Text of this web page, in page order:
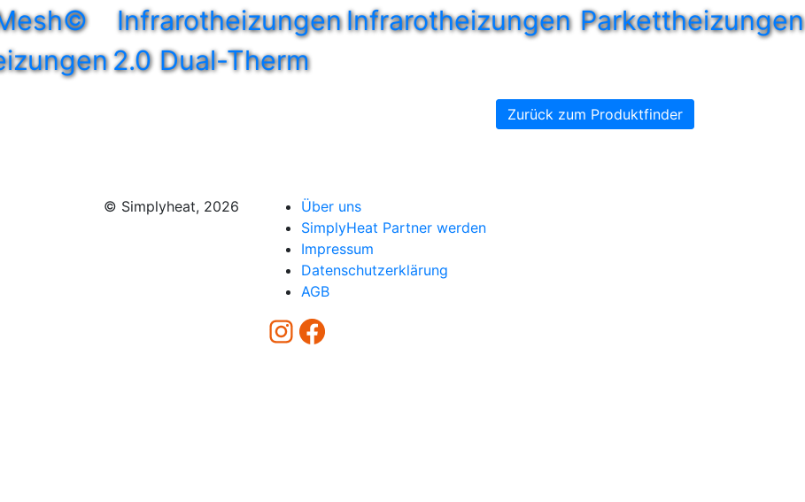
Infrarotheizungen
2.0 Dual-Therm
Infrarotheizungen Parkettheizungen
Zurück zum Produktfinder
© Simplyheat, 2026
Über uns
SimplyHeat Partner werden
Impressum
Datenschutzerklärung
AGB
Instagram
Facebook